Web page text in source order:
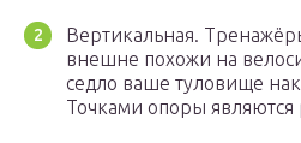
Вертикальная.
внешне похожи на
седло ваше туловище
Точками опоры являются